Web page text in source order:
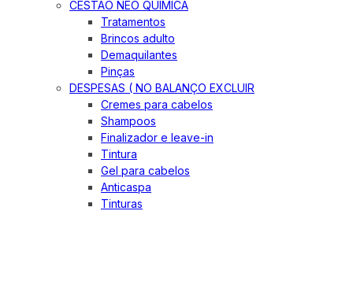
CESTÃO NEO QUIMICA
Tratamentos
Brincos adulto
Demaquilantes
Pinças
DESPESAS ( NO BALANÇO EXCLUIR
Cremes para cabelos
Shampoos
Finalizador e leave-in
Tintura
Gel para cabelos
Anticaspa
Tinturas